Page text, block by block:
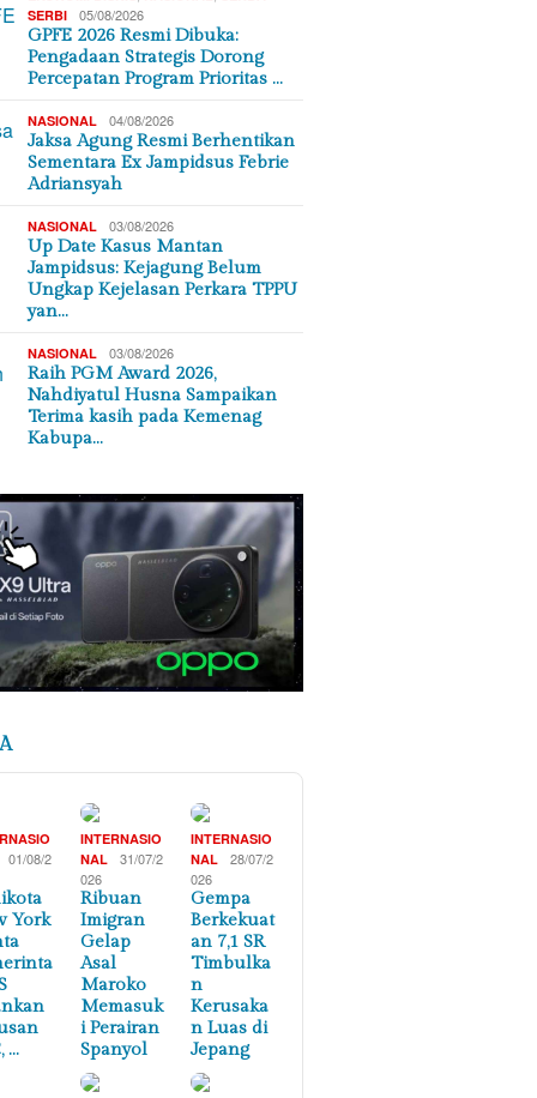
SERBI
05/08/2026
GPFE 2026 Resmi Dibuka:
Pengadaan Strategis Dorong
Percepatan Program Prioritas …
NASIONAL 04/08/2026
Jaksa Agung Resmi Berhentikan
Sementara Ex Jampidsus Febrie
Adriansyah
NASIONAL 03/08/2026
Up Date Kasus Mantan
Jampidsus: Kejagung Belum
Ungkap Kejelasan Perkara TPPU
yan…
NASIONAL 03/08/2026
Raih PGM Award 2026,
Nahdiyatul Husna Sampaikan
Terima kasih pada Kemenag
Kabupa…
01/08/2
York
…
INTERNASIO
NAL
31/07/2
026
Ribuan
Imigran
Gelap
Asal
Maroko
Memasuk
i Perairan
Spanyol
INTERNASIO
NAL
28/07/2
026
Gempa
Berkekuat
an 7,1 SR
Timbulka
n
Kerusaka
n Luas di
Jepang